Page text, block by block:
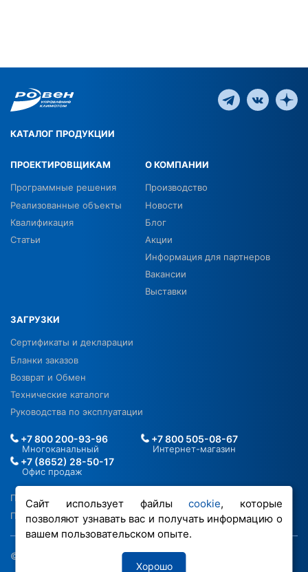
Сайт использует файлыcookie, которые
позволяют узнавать вас и получать информацию о
вашем пользовательском опыте.
Хорошо
КАТАЛОГ ПРОДУКЦИИ
ПРОЕКТИРОВЩИКАМ
Программные решения
Реализованные объекты
Квалификация
Статьи
О КОМПАНИИ
Производство
Новости
Блог
Акции
Информация для партнеров
Вакансии
Выставки
ЗАГРУЗКИ
Сертификаты и декларации
Бланки заказов
Возврат и Обмен
Технические каталоги
Руководства по эксплуатации
Политика в отношении ПДН
Политика обработки файлов cookie
+7 800 200-93-96
Многоканальный
+7 800 505-08-67
Интернет-магазин
+7 (8652) 28-50-17
Офис продаж
© 2026 ООО «РОВЕН-Регионы»